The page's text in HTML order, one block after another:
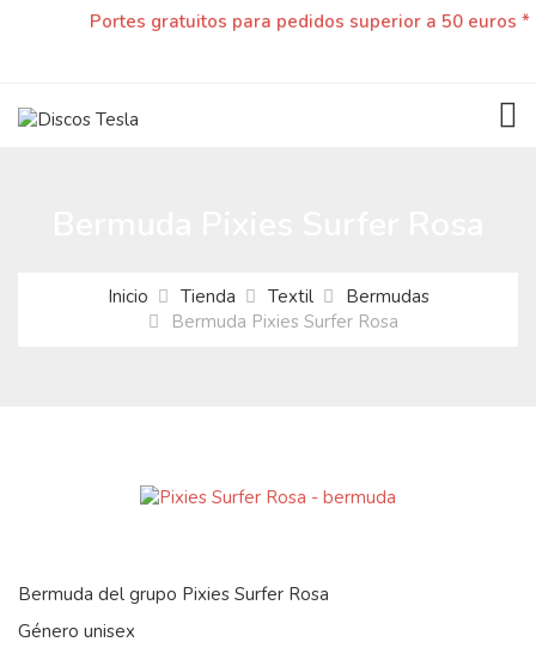
Portes gratuitos para pedidos superior a 50 euros *
Inicio Tienda Textil
Bermudas
Bermuda Pixies Surfer Rosa
Bermuda del grupo Pixies Surfer Rosa
Género unisex